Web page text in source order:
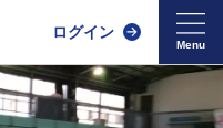
ログイン